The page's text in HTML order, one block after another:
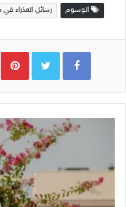
الوسوم رسائل العذراء في